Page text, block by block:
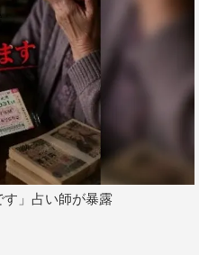
かがでしたか？
した1年でした！
写真集を出したかったの
出せたことももちろんう
ったり、イベントで地方に
す」占い師が暴露